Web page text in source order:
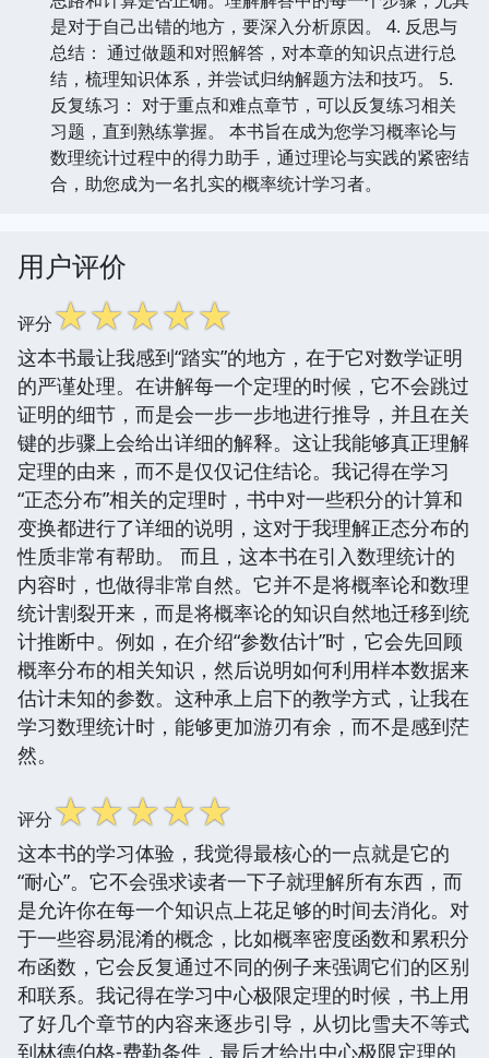
是对于自己出错的地方，要深入分析原因。 4. 反思与
总结： 通过做题和对照解答，对本章的知识点进行总
结，梳理知识体系，并尝试归纳解题方法和技巧。 5.
反复练习： 对于重点和难点章节，可以反复练习相关
习题，直到熟练掌握。 本书旨在成为您学习概率论与
数理统计过程中的得力助手，通过理论与实践的紧密结
合，助您成为一名扎实的概率统计学习者。
用户评价
评分☆☆☆☆☆
这本书最让我感到“踏实”的地方，在于它对数学证明
的严谨处理。在讲解每一个定理的时候，它不会跳过
证明的细节，而是会一步一步地进行推导，并且在关
键的步骤上会给出详细的解释。这让我能够真正理解
定理的由来，而不是仅仅记住结论。我记得在学习
“正态分布”相关的定理时，书中对一些积分的计算和
变换都进行了详细的说明，这对于我理解正态分布的
性质非常有帮助。 而且，这本书在引入数理统计的
内容时，也做得非常自然。它并不是将概率论和数理
统计割裂开来，而是将概率论的知识自然地迁移到统
计推断中。例如，在介绍“参数估计”时，它会先回顾
概率分布的相关知识，然后说明如何利用样本数据来
估计未知的参数。这种承上启下的教学方式，让我在
学习数理统计时，能够更加游刃有余，而不是感到茫
然。
评分☆☆☆☆☆
这本书的学习体验，我觉得最核心的一点就是它的
“耐心”。它不会强求读者一下子就理解所有东西，而
是允许你在每一个知识点上花足够的时间去消化。对
于一些容易混淆的概念，比如概率密度函数和累积分
布函数，它会反复通过不同的例子来强调它们的区别
和联系。我记得在学习中心极限定理的时候，书上用
了好几个章节的内容来逐步引导，从切比雪夫不等式
到林德伯格-费勒条件，最后才给出中心极限定理的